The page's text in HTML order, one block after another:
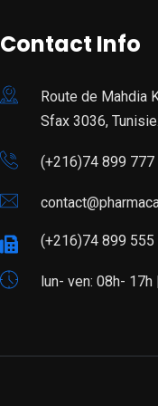
Contact Info
Route de Mahdia
Sfax 3036, Tunisie.
(+216)74 899 777
(+216)74 899 555
lun- ven: 08h-